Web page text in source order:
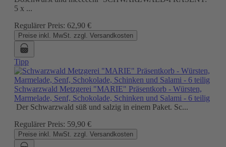
5 x ...
Regulärer Preis: 62,90 €
Preise inkl. MwSt. zzgl. Versandkosten
Tipp
Schwarzwald Metzgerei "MARIE" Präsentkorb - Würsten,
Marmelade, Senf, Schokolade, Schinken und Salami - 6 teilig
Der Schwarzwald süß und salzig in einem Paket. Sc...
Regulärer Preis: 59,90 €
Preise inkl. MwSt. zzgl. Versandkosten